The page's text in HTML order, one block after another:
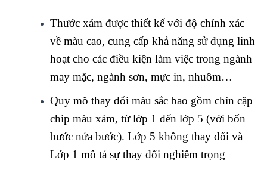
Thước xám được thiết kế với độ chính xác
về màu cao, cung cấp khả năng sử dụng linh
hoạt cho các điều kiện làm việc trong ngành
may mặc, ngành sơn, mực in, nhuôm…
Quy mô thay đổi màu sắc bao gồm chín cặp
chip màu xám, từ lớp 1 đến lớp 5 (với bốn
bước nửa bước). Lớp 5 không thay đổi và
Lớp 1 mô tả sự thay đổi nghiêm trọng